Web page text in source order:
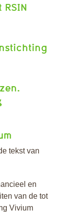
tekst van
en
van de tot
Vivium